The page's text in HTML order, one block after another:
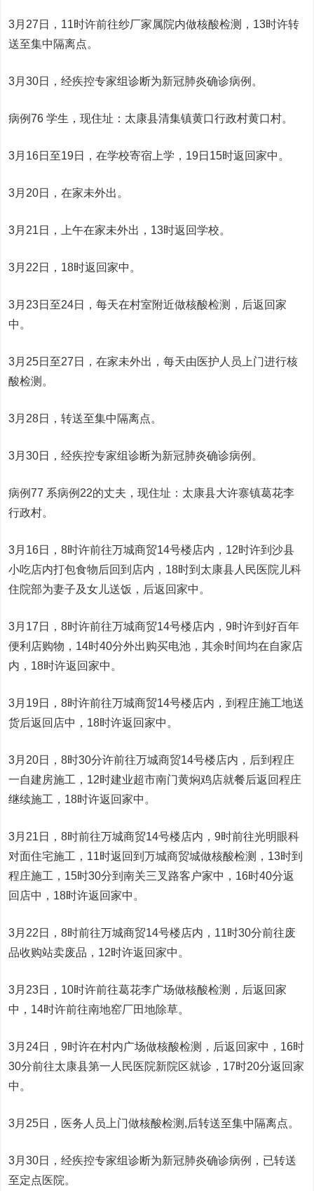
3月27日，11时许前往纱厂家属院内做核酸检测，13时许转
送至集中隔离点。
3月30日，经疾控专家组诊断为新冠肺炎确诊病例。
病例76 学生，现住址：太康县清集镇黄口行政村黄口村。
3月16日至19日，在学校寄宿上学，19日15时返回家中。
3月20日，在家未外出。
3月21日，上午在家未外出，13时返回学校。
3月22日，18时返回家中。
3月23日至24日，每天在村室附近做核酸检测，后返回家
中。
3月25日至27日，在家未外出，每天由医护人员上门进行核
酸检测。
3月28日，转送至集中隔离点。
3月30日，经疾控专家组诊断为新冠肺炎确诊病例。
病例77 系病例22的丈夫，现住址：太康县大许寨镇葛花李
行政村。
3月16日，8时许前往万城商贸14号楼店内，12时许到沙县
小吃店内打包食物后回到店内，18时到太康县人民医院儿科
住院部为妻子及女儿送饭，后返回家中。
3月17日，8时许前往万城商贸14号楼店内，9时许到好百年
便利店购物，14时40分外出购买电池，其余时间均在自家店
内，18时许返回家中。
3月19日，8时许前往万城商贸14号楼店内，到程庄施工地送
货后返回店中，18时许返回家中。
3月20日，8时30分许前往万城商贸14号楼店内，后到程庄
一自建房施工，12时建业超市南门黄焖鸡店就餐后返回程庄
继续施工，18时许返回家中。
3月21日，8时前往万城商贸14号楼店内，9时前往光明眼科
对面住宅施工，11时返回到万城商贸城做核酸检测，13时到
程庄施工，15时30分到南关三叉路客户家中，16时40分返
回店中，18时许返回家中。
3月22日，8时前往万城商贸14号楼店内，11时30分前往废
品收购站卖废品，12时许返回家中。
3月23日，10时许前往葛花李广场做核酸检测，后返回家
中，14时许前往南地窑厂田地除草。
3月24日，9时许在村内广场做核酸检测，后返回家中，16时
30分前往太康县第一人民医院新院区就诊，17时20分返回家
中。
3月25日，医务人员上门做核酸检测,后转送至集中隔离点。
3月30日，经疾控专家组诊断为新冠肺炎确诊病例，已转送
至定点医院。